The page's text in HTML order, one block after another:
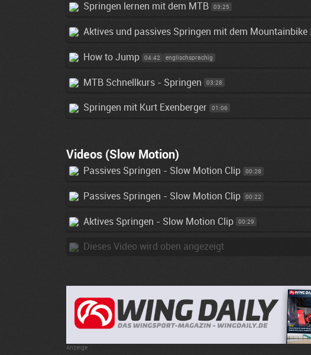
Springen lernen mit dem MTB 03:25
Aktives und passives Springen mit dem Mountainbike
How to Jump 04:42 englischsprachig
MTB Schnellkurs - Springen 03:28
Springen mit Kurt Exenberger 01:06
Videos (Slow Motion)
Passives Springen - Slow Motion Clip 00:28
Passives Springen - Slow Motion Clip 00:22
Aktives Springen - Slow Motion Clip 00:29
Dieses Video wird oben angezeigt
Anzeige